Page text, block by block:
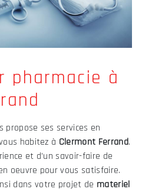
pharmacie à
propose ses services en
habitez à Clermont Ferrand.
et d’un savoir-faire de
oeuvre pour vous satisfaire.
dans votre projet de materiel